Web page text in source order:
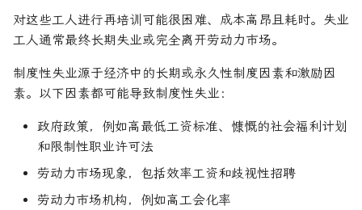
对这些工人进行再培训可能很困难、成本高昂且耗时。失业
工人通常最终长期失业或完全离开劳动力市场。
制度性失业源于经济中的长期或永久性制度因素和激励因
素。以下因素都可能导致制度性失业：
政府政策，例如高最低工资标准、慷慨的社会福利计划
和限制性职业许可法
劳动力市场现象，包括效率工资和歧视性招聘
劳动力市场机构，例如高工会化率